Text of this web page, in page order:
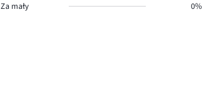
Za mały 0%